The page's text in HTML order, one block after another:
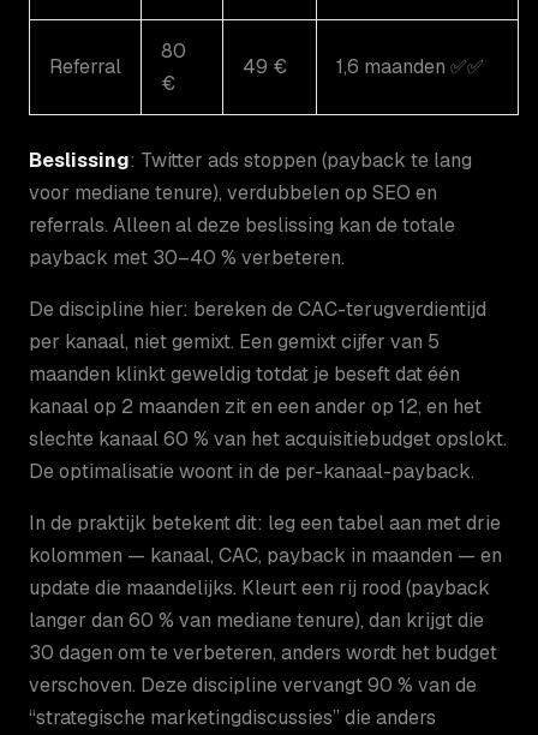
Referral
80
€
49 € 1,6 maanden ✅✅
Beslissing: Twitter ads stoppen (payback te lang
voor mediane tenure), verdubbelen op SEO en
referrals. Alleen al deze beslissing kan de totale
payback met 30–40 % verbeteren.
De discipline hier: bereken de CAC-terugverdientijd
per kanaal, niet gemixt. Een gemixt cijfer van 5
maanden klinkt geweldig totdat je beseft dat één
kanaal op 2 maanden zit en een ander op 12, en het
slechte kanaal 60 % van het acquisitiebudget opslokt.
De optimalisatie woont in de per-kanaal-payback.
In de praktijk betekent dit: leg een tabel aan met drie
kolommen — kanaal, CAC, payback in maanden — en
update die maandelijks. Kleurt een rij rood (payback
langer dan 60 % van mediane tenure), dan krijgt die
30 dagen om te verbeteren, anders wordt het budget
verschoven. Deze discipline vervangt 90 % van de
“strategische marketingdiscussies” die anders